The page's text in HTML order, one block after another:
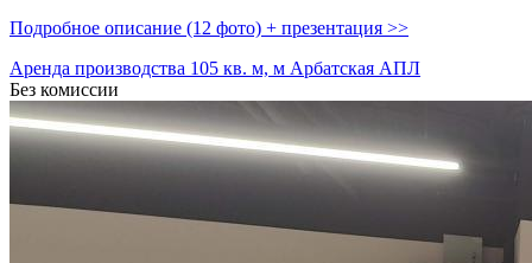
Подробное описание (12 фото) + презентация >>
Аренда производства 105 кв. м, м Арбатская АПЛ
Без комиссии